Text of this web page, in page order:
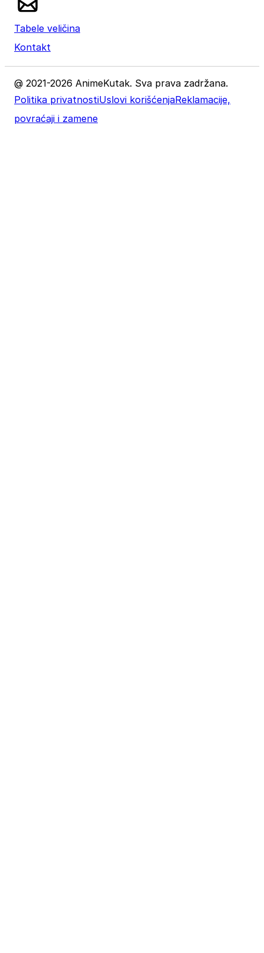
Tabele veličina
Kontakt
@ 2021-2026 AnimeKutak. Sva prava zadržana.
Politika privatnostiUslovi korišćenjaReklamacije,
povraćaji i zamene